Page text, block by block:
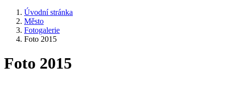
Úvodní stránka
Město
Fotogalerie
Foto 2015
Foto 2015